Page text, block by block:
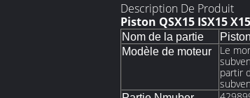
Description De Produit
Piston QSX15 ISX15
Nom de la partie Piston
Modèle de moteur
Le
partir